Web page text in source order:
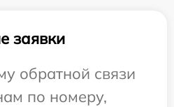
заявки
обратной связи
по номеру,